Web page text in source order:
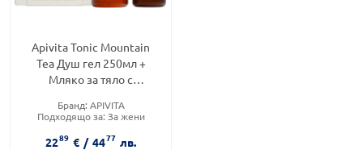
Apivita Tonic Mountain
Tea Душ гел 250мл +
Мляко за тяло с
Бранд: APIVITA
Подходящо за: За жени
комплект
2289 € / 4477 лв.